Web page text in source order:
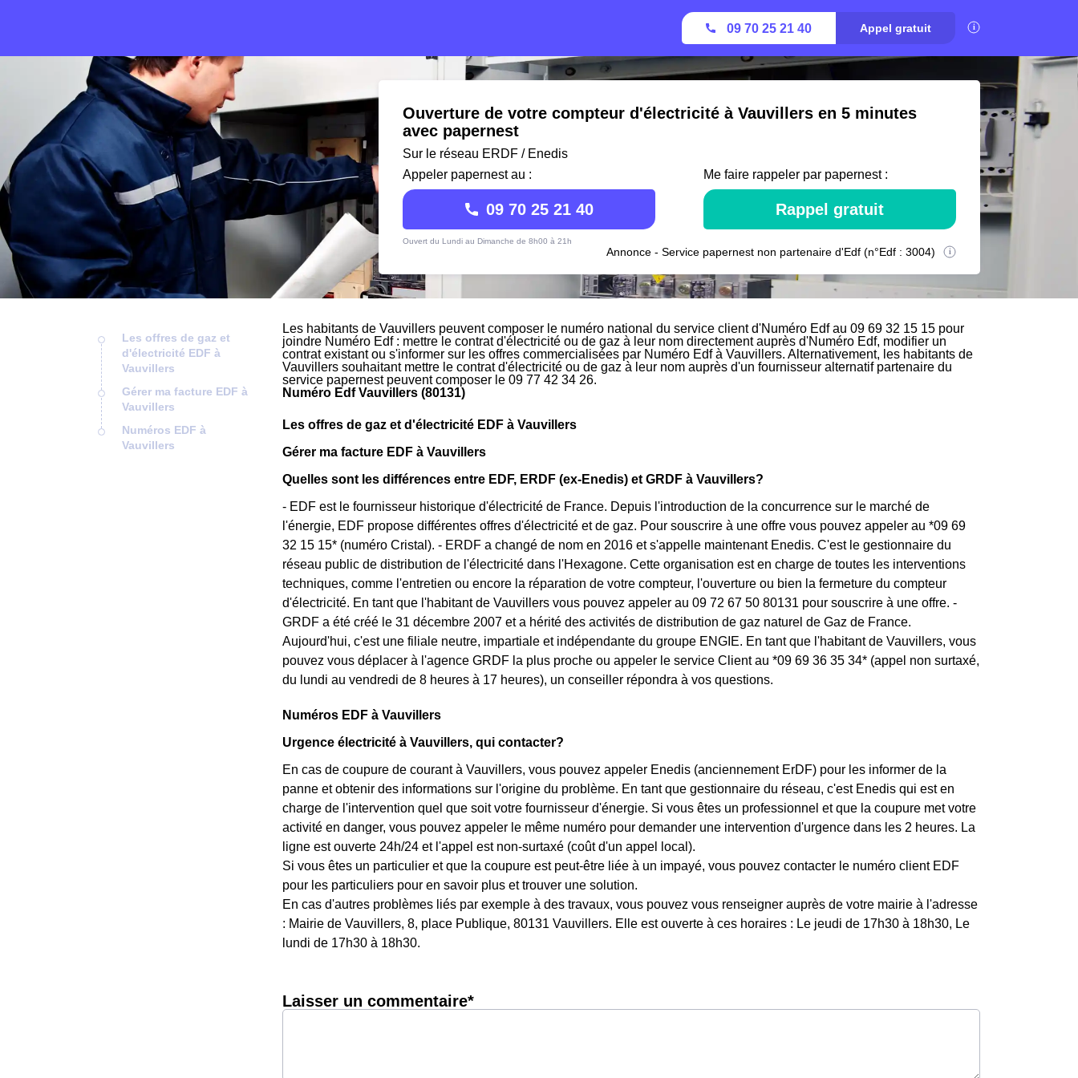
09 70 25 21 40 Appel gratuit
Ouverture de votre compteur d'électricité à Vauvillers en 5 minutes
avec papernest
Sur le réseau ERDF / Enedis
Appeler papernest au :
09 70 25 21 40
Ouvert du Lundi au Dimanche de 8h00 à 21h
Me faire rappeler par papernest :
Rappel gratuit
Annonce - Service papernest non partenaire d'Edf (n°Edf : 3004)
Les offres de gaz et
d'électricité EDF à
Vauvillers
Gérer ma facture EDF à
Vauvillers
Numéros EDF à
Vauvillers
Les habitants de Vauvillers peuvent composer le numéro national du service client d'Numéro Edf au 09 69 32 15 15 pour
joindre Numéro Edf : mettre le contrat d'électricité ou de gaz à leur nom directement auprès d'Numéro Edf, modifier un
contrat existant ou s'informer sur les offres commercialisées par Numéro Edf à Vauvillers. Alternativement, les habitants de
Vauvillers souhaitant mettre le contrat d'électricité ou de gaz à leur nom auprès d'un fournisseur alternatif partenaire du
service papernest peuvent composer le 09 77 42 34 26.
Numéro Edf Vauvillers (80131)
Les offres de gaz et d'électricité EDF à Vauvillers
Gérer ma facture EDF à Vauvillers
Quelles sont les différences entre EDF, ERDF (ex-Enedis) et GRDF à Vauvillers?
- EDF est le fournisseur historique d'électricité de France. Depuis l'introduction de la concurrence sur le marché de
l'énergie, EDF propose différentes offres d'électricité et de gaz. Pour souscrire à une offre vous pouvez appeler au *09 69
32 15 15* (numéro Cristal). - ERDF a changé de nom en 2016 et s'appelle maintenant Enedis. C'est le gestionnaire du
réseau public de distribution de l'électricité dans l'Hexagone. Cette organisation est en charge de toutes les interventions
techniques, comme l'entretien ou encore la réparation de votre compteur, l'ouverture ou bien la fermeture du compteur
d'électricité. En tant que l'habitant de Vauvillers vous pouvez appeler au 09 72 67 50 80131 pour souscrire à une offre. -
GRDF a été créé le 31 décembre 2007 et a hérité des activités de distribution de gaz naturel de Gaz de France.
Aujourd'hui, c'est une filiale neutre, impartiale et indépendante du groupe ENGIE. En tant que l'habitant de Vauvillers, vous
pouvez vous déplacer à l'agence GRDF la plus proche ou appeler le service Client au *09 69 36 35 34* (appel non surtaxé,
du lundi au vendredi de 8 heures à 17 heures), un conseiller répondra à vos questions.
Numéros EDF à Vauvillers
Urgence électricité à Vauvillers, qui contacter?
En cas de coupure de courant à Vauvillers, vous pouvez appeler Enedis (anciennement ErDF) pour les informer de la
panne et obtenir des informations sur l'origine du problème. En tant que gestionnaire du réseau, c'est Enedis qui est en
charge de l'intervention quel que soit votre fournisseur d'énergie. Si vous êtes un professionnel et que la coupure met votre
activité en danger, vous pouvez appeler le même numéro pour demander une intervention d'urgence dans les 2 heures. La
ligne est ouverte 24h/24 et l'appel est non-surtaxé (coût d'un appel local).
Si vous êtes un particulier et que la coupure est peut-être liée à un impayé, vous pouvez contacter le numéro client EDF
pour les particuliers pour en savoir plus et trouver une solution.
En cas d'autres problèmes liés par exemple à des travaux, vous pouvez vous renseigner auprès de votre mairie à l'adresse
: Mairie de Vauvillers, 8, place Publique, 80131 Vauvillers. Elle est ouverte à ces horaires : Le jeudi de 17h30 à 18h30, Le
lundi de 17h30 à 18h30.
Laisser un commentaire*